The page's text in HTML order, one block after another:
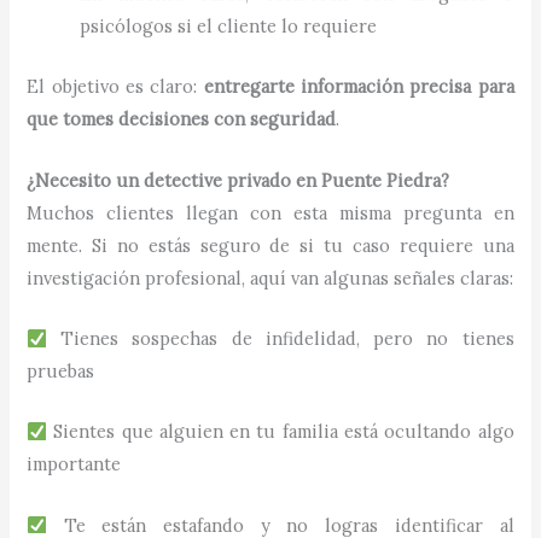
psicólogos si el cliente lo requiere
El objetivo es claro: entregarte información precisa para
que tomes decisiones con seguridad.
¿Necesito un detective privado en Puente Piedra?
Muchos clientes llegan con esta misma pregunta en
mente. Si no estás seguro de si tu caso requiere una
investigación profesional, aquí van algunas señales claras:
Tienes sospechas de infidelidad, pero no tienes
pruebas
Sientes que alguien en tu familia está ocultando algo
importante
Te están estafando y no logras identificar al